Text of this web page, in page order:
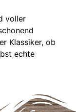
voller
Klassiker, ob
echte